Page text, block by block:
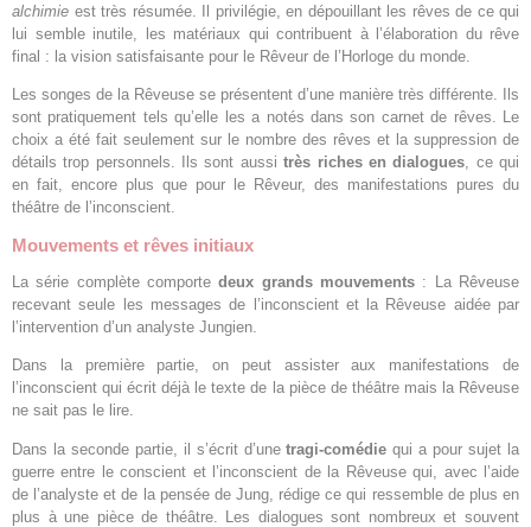
alchimie est très résumée. Il privilégie, en dépouillant les rêves de ce qui
lui semble inutile, les matériaux qui contribuent à l’élaboration du rêve
final : la vision satisfaisante pour le Rêveur de l’Horloge du monde.
Les songes de la Rêveuse se présentent d’une manière très différente. Ils
sont pratiquement tels qu’elle les a notés dans son carnet de rêves. Le
choix a été fait seulement sur le nombre des rêves et la suppression de
détails trop personnels. Ils sont aussi très riches en dialogues, ce qui
en fait, encore plus que pour le Rêveur, des manifestations pures du
théâtre de l’inconscient.
Mouvements et rêves initiaux
La série complète comportedeux grands mouvements : La Rêveuse
recevant seule les messages de l’inconscient et la Rêveuse aidée par
l’intervention d’un analyste Jungien.
Dans la première partie, on peut assister aux manifestations de
l’inconscient qui écrit déjà le texte de la pièce de théâtre mais la Rêveuse
ne sait pas le lire.
Dans la seconde partie, il s’écrit d’unetragi-comédie qui a pour sujet la
guerre entre le conscient et l’inconscient de la Rêveuse qui, avec l’aide
de l’analyste et de la pensée de Jung, rédige ce qui ressemble de plus en
plus à une pièce de théâtre. Les dialogues sont nombreux et souvent